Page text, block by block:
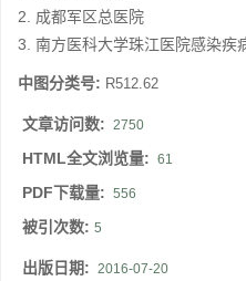
2. 成都军区总医院
3. 南方医科大学珠江医院感染疾
中图分类号: R512.62
文章访问数: 2750
HTML全文浏览量: 61
PDF下载量: 556
被引次数: 5
出版日期: 2016-07-20